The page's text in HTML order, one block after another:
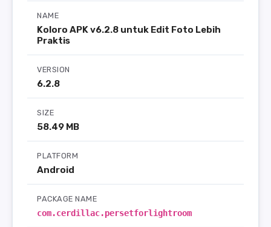
NAME
Koloro APK v6.2.8 untuk Edit Foto Lebih
Praktis
VERSION
6.2.8
SIZE
58.49 MB
PLATFORM
Android
PACKAGE NAME
com.cerdillac.persetforlightroom